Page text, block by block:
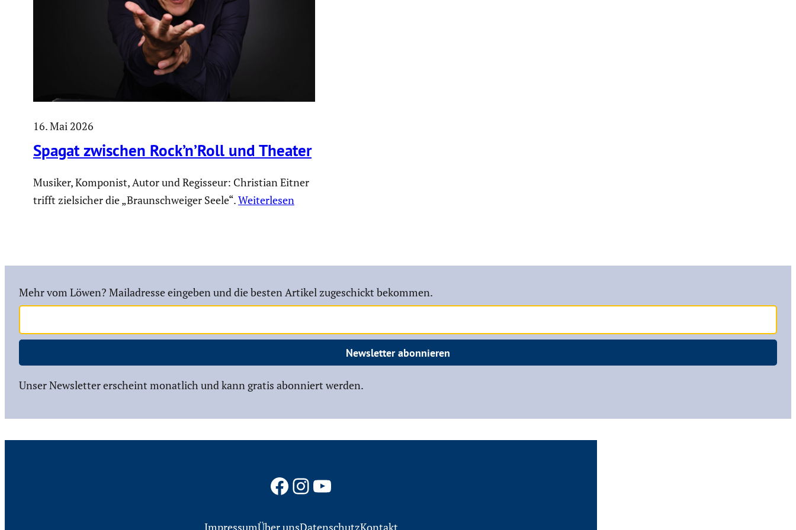
16. Mai 2026
Spagat zwischen Rock’n’Roll und Theater
Musiker, Komponist, Autor und Regisseur: Christian Eitner
trifft zielsicher die „Braunschweiger Seele“.Weiterlesen
Mehr vom Löwen? Mailadresse eingeben und die besten Artikel zugeschickt bekommen.
Newsletter abonnieren
Unser Newsletter erscheint monatlich und kann gratis abonniert werden.
Facebook
Instagram
YouTube